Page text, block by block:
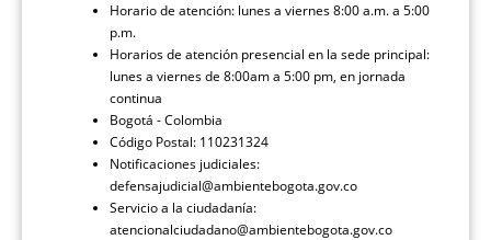
Horario de atención: lunes a viernes 8:00 a.m. a 5:00
p.m.
Horarios de atención presencial en la sede principal:
lunes a viernes de 8:00am a 5:00 pm, en jornada
continua
Bogotá - Colombia
Código Postal: 110231324
Notificaciones judiciales:
defensajudicial@ambientebogota.gov.co
Servicio a la ciudadanía:
atencionalciudadano@ambientebogota.gov.co